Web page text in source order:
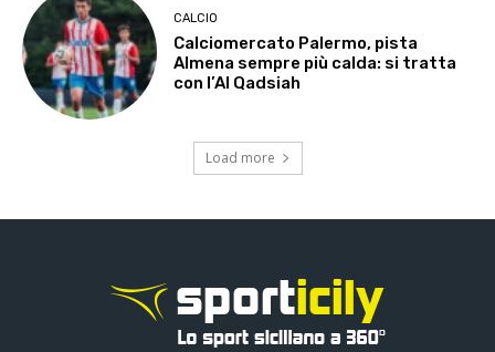
CALCIO
Calciomercato Palermo, pista
Almena sempre più calda: si tratta
con l’Al Qadsiah
Load more